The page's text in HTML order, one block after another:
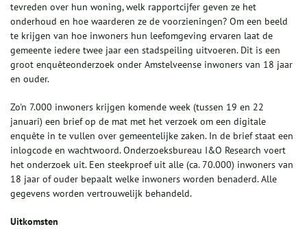
tevreden over hun woning, welk rapportcijfer geven ze het
onderhoud en hoe waarderen ze de voorzieningen? Om een beeld
te krijgen van hoe inwoners hun leefomgeving ervaren laat de
gemeente iedere twee jaar een stadspeiling uitvoeren. Dit is een
groot enquêteonderzoek onder Amstelveense inwoners van 18 jaar
en ouder.
Zo'n 7.000 inwoners krijgen komende week (tussen 19 en 22
januari) een brief op de mat met het verzoek om een digitale
enquête in te vullen over gemeentelijke zaken. In de brief staat een
inlogcode en wachtwoord. Onderzoeksbureau I&O Research voert
het onderzoek uit. Een steekproef uit alle (ca. 70.000) inwoners van
18 jaar of ouder bepaalt welke inwoners worden benaderd. Alle
gegevens worden vertrouwelijk behandeld.
Uitkomsten